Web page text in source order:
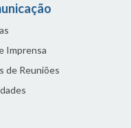
Imprensa
de Reuniões